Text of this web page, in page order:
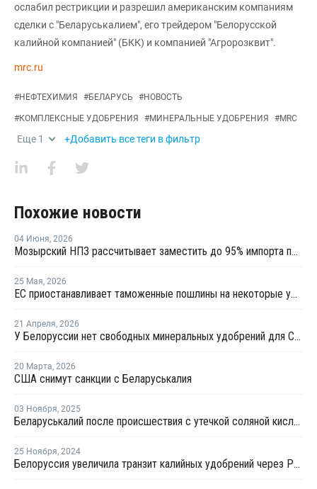
ослабил рестрикции и разрешил американским компаниям
сделки с "Беларуськалием", его трейдером "Белорусской
калийной компанией" (БКК) и компанией "Агророзквит".
mrc.ru
#НЕФТЕХИМИЯ #БЕЛАРУСЬ #НОВОСТЬ
#КОМПЛЕКСНЫЕ УДОБРЕНИЯ #МИНЕРАЛЬНЫЕ УДОБРЕНИЯ #MRC
Еще 1 +Добавить все теги в фильтр
Похожие новости
04 Июня, 2026
Мозырский НПЗ рассчитывает заместить до 95% импорта полипропилена в Беларуси
25 Мая, 2026
ЕС приостанавливает таможенные пошлины на некоторые удобрения, но не из РФ
21 Апреля, 2026
У Белоруссии нет свободных минеральных удобрений для США
20 Марта, 2026
США снимут санкции с Беларуськалия
03 Ноября, 2025
Беларуськалий после происшествия с утечкой соляной кислоты работает штатно
25 Ноября, 2024
Белоруссия увеличила транзит калийных удобрений через РФ на 15%